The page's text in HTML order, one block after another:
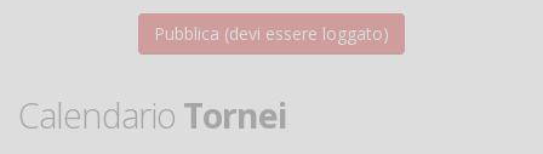
Calendario Tornei